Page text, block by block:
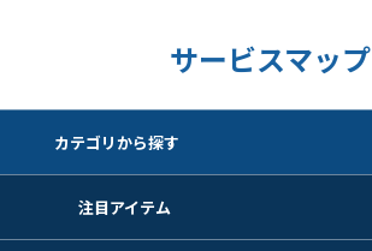
サービスマップ
カテゴリから探す
注目アイテム